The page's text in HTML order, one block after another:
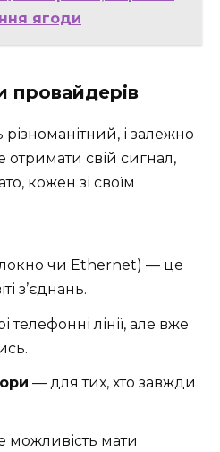
ягоди
провайдерів
різноманітний, і залежно
отримати свій сигнал,
кожен зі своїм
чи Ethernet) — це
з’єднань.
телефонні лінії, але вже
— для тих, хто завжди
можливість мати